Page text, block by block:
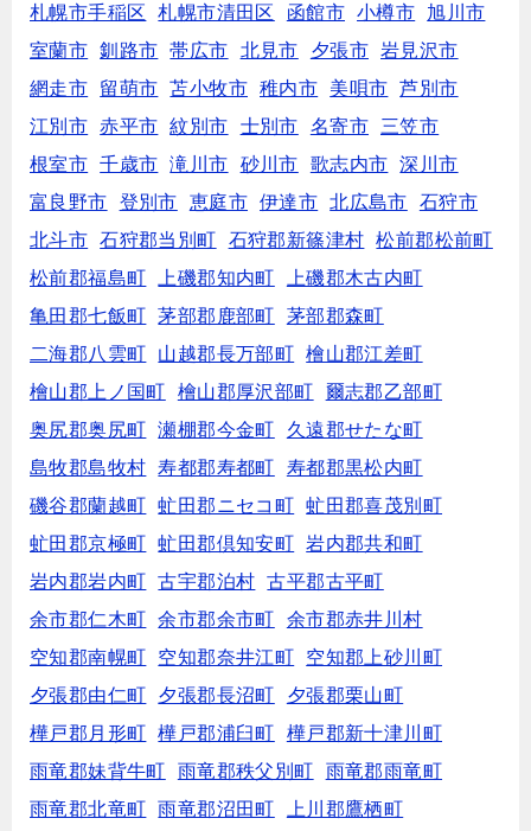
札幌市手稲区
札幌市清田区 函館市 小樽市
旭川市
室蘭市
釧路市 帯広市 北見市 夕張市 岩見沢市
網走市
留萌市 苫小牧市 稚内市 美唄市
芦別市
江別市
赤平市 紋別市 士別市 名寄市
三笠市
根室市
千歳市 滝川市 砂川市 歌志内市
深川市
富良野市
登別市 恵庭市 伊達市 北広島市
石狩市
北斗市
石狩郡当別町 石狩郡新篠津村
松前郡松前町
松前郡福島町
上磯郡知内町
上磯郡木古内町
亀田郡七飯町
茅部郡鹿部町
茅部郡森町
二海郡八雲町
山越郡長万部町
檜山郡江差町
檜山郡上ノ国町
檜山郡厚沢部町
爾志郡乙部町
奥尻郡奥尻町
瀬棚郡今金町
久遠郡せたな町
島牧郡島牧村
寿都郡寿都町
寿都郡黒松内町
磯谷郡蘭越町
虻田郡ニセコ町
虻田郡喜茂別町
虻田郡京極町
虻田郡倶知安町
岩内郡共和町
岩内郡岩内町
古宇郡泊村
古平郡古平町
余市郡仁木町
余市郡余市町
余市郡赤井川村
空知郡南幌町
空知郡奈井江町
空知郡上砂川町
夕張郡由仁町
夕張郡長沼町
夕張郡栗山町
樺戸郡月形町
樺戸郡浦臼町
樺戸郡新十津川町
雨竜郡妹背牛町
雨竜郡秩父別町
雨竜郡雨竜町
雨竜郡北竜町
雨竜郡沼田町
上川郡鷹栖町